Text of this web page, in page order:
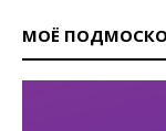
МОЁ